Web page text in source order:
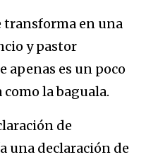
transforma en una
y pastor
apenas es un poco
la baguala.
de
una declaración de